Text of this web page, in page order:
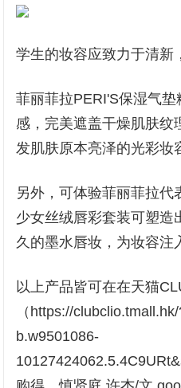
学生的妆容应致力于清新
菲丽菲拉PERI'S保湿气
感，完美遮盖干燥肌肤纹
发肌肤原本亮泽的光彩妆
另外，可体验菲丽菲拉代
少女丝绒唇彩套装可塑造
久的墨水唇妆，为妆容注
以上产品皆可在在天猫
（ https://
b.w9501086-